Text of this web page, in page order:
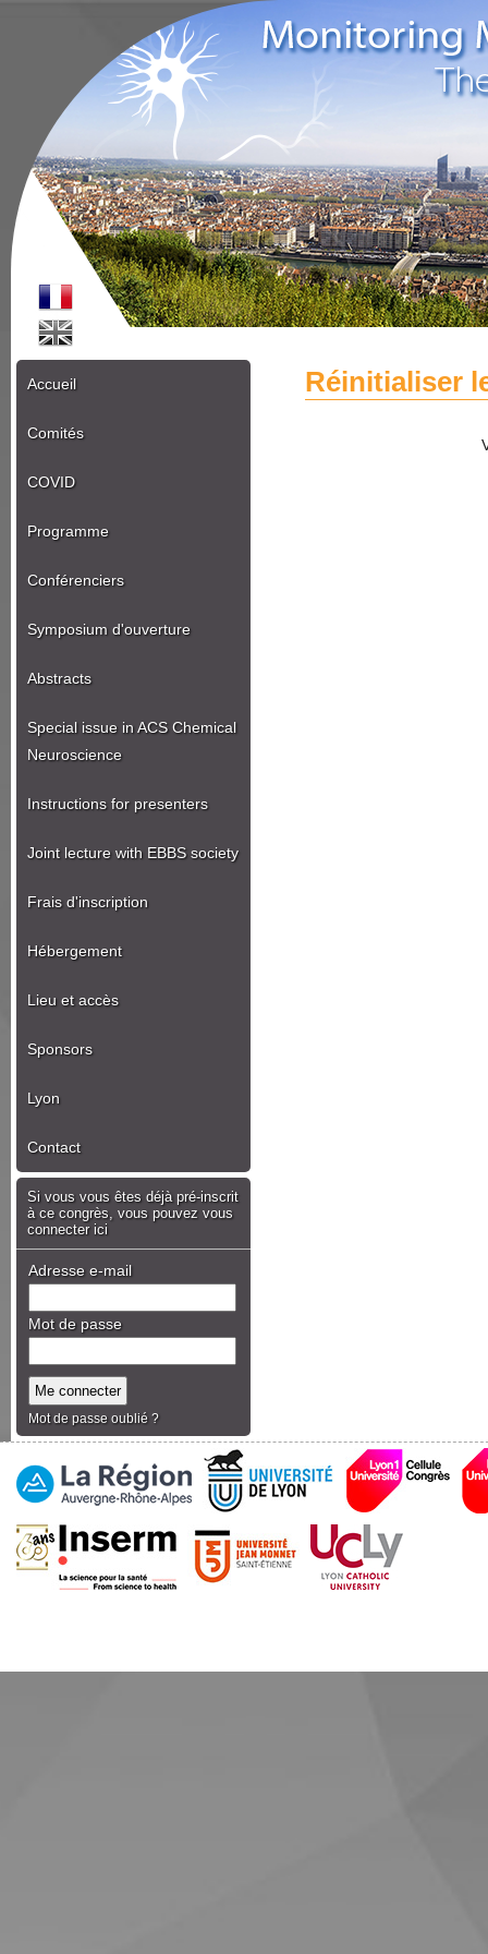
Accueil
Comités
COVID
Programme
Conférenciers
Symposium d'ouverture
Abstracts
Special issue in ACS Chemical
Neuroscience
Instructions for presenters
Joint lecture with EBBS society
Frais d'inscription
Hébergement
Lieu et accès
Sponsors
Lyon
Contact
Si vous vous êtes déjà pré-inscrit
à ce congrès, vous pouvez vous
connecter ici
Mot de passe oublié ?
Adresse e-mail
Mot de passe
Réinitialiser